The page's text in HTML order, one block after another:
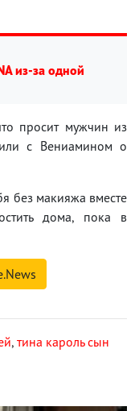
из-за одной
просит мужчин из
с Вениамином о
без макияжа вместе
дома, пока в
, тина кароль сын